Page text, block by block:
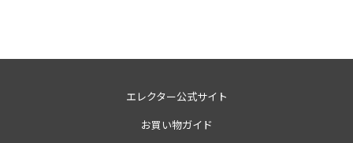
エレクター公式サイト
お買い物ガイド